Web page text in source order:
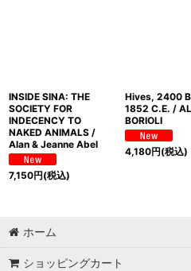
INSIDE SINA: THE
SOCIETY FOR
INDECENCY TO
NAKED ANIMALS /
Alan & Jeanne Abel
7,150円(税込)
Hives, 2400
1852 C.E. /
BORIOLI
4,180円(税込)
ホーム
ショッピングカート